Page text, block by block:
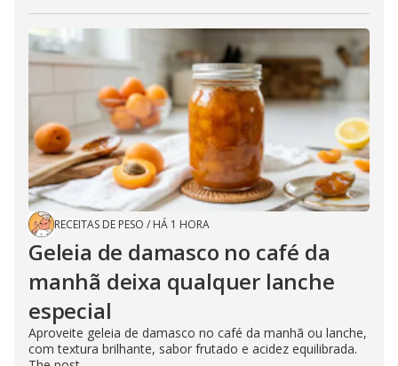
RECEITAS DE PESO / HÁ 1 HORA
Geleia de damasco no café da
manhã deixa qualquer lanche
especial
Aproveite geleia de damasco no café da manhã ou lanche,
com textura brilhante, sabor frutado e acidez equilibrada.